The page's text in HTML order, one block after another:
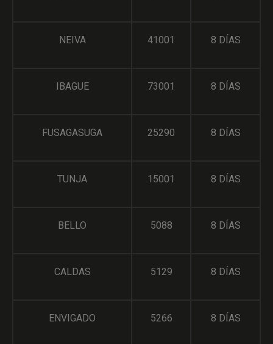
NEIVA 41001 8 DÍAS
IBAGUE 73001 8 DÍAS
FUSAGASUGA 25290 8 DÍAS
TUNJA 15001 8 DÍAS
BELLO 5088 8 DÍAS
CALDAS 5129 8 DÍAS
ENVIGADO 5266 8 DÍAS